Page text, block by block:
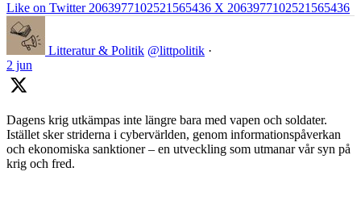
Like on Twitter 2063977102521565436 X 2063977102521565436
Litteratur & Politik @littpolitik ·
2 jun
Dagens krig utkämpas inte längre bara med vapen och soldater.
Istället sker striderna i cybervärlden, genom informationspåverkan
och ekonomiska sanktioner – en utveckling som utmanar vår syn på
krig och fred.